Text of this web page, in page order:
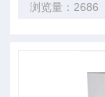
浏览量：2686